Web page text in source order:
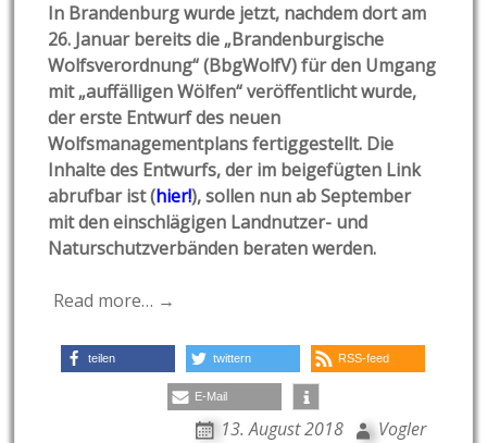
In Brandenburg wurde jetzt, nachdem dort am
26. Januar bereits die „Brandenburgische
Wolfsverordnung“ (BbgWolfV) für den Umgang
mit „auffälligen Wölfen“ veröffentlicht wurde,
der erste Entwurf des neuen
Wolfsmanagementplans fertiggestellt. Die
Inhalte des Entwurfs, der im beigefügten Link
abrufbar ist (hier!), sollen nun ab September
mit den einschlägigen Landnutzer- und
Naturschutzverbänden beraten werden.
Read more… →
teilen twittern RSS-feed
E-Mail
13. August 2018 Vogler